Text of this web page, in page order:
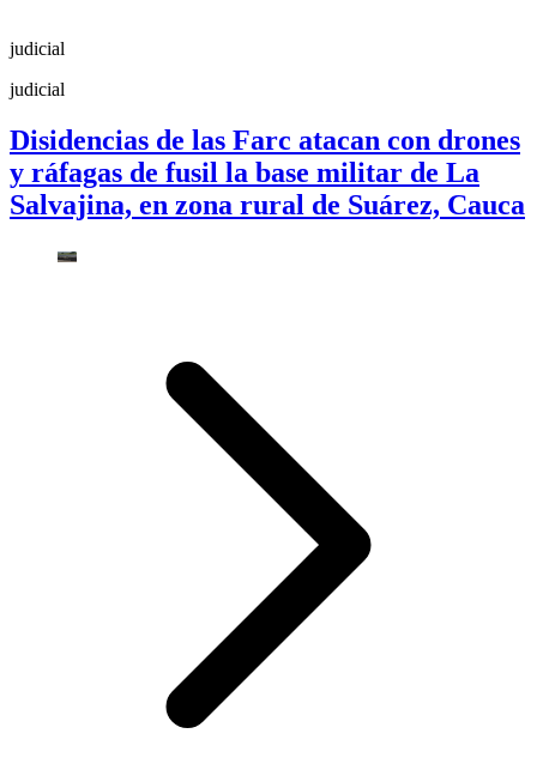
judicial
judicial
Disidencias de las Farc atacan con drones
y ráfagas de fusil la base militar de La
Salvajina, en zona rural de Suárez, Cauca